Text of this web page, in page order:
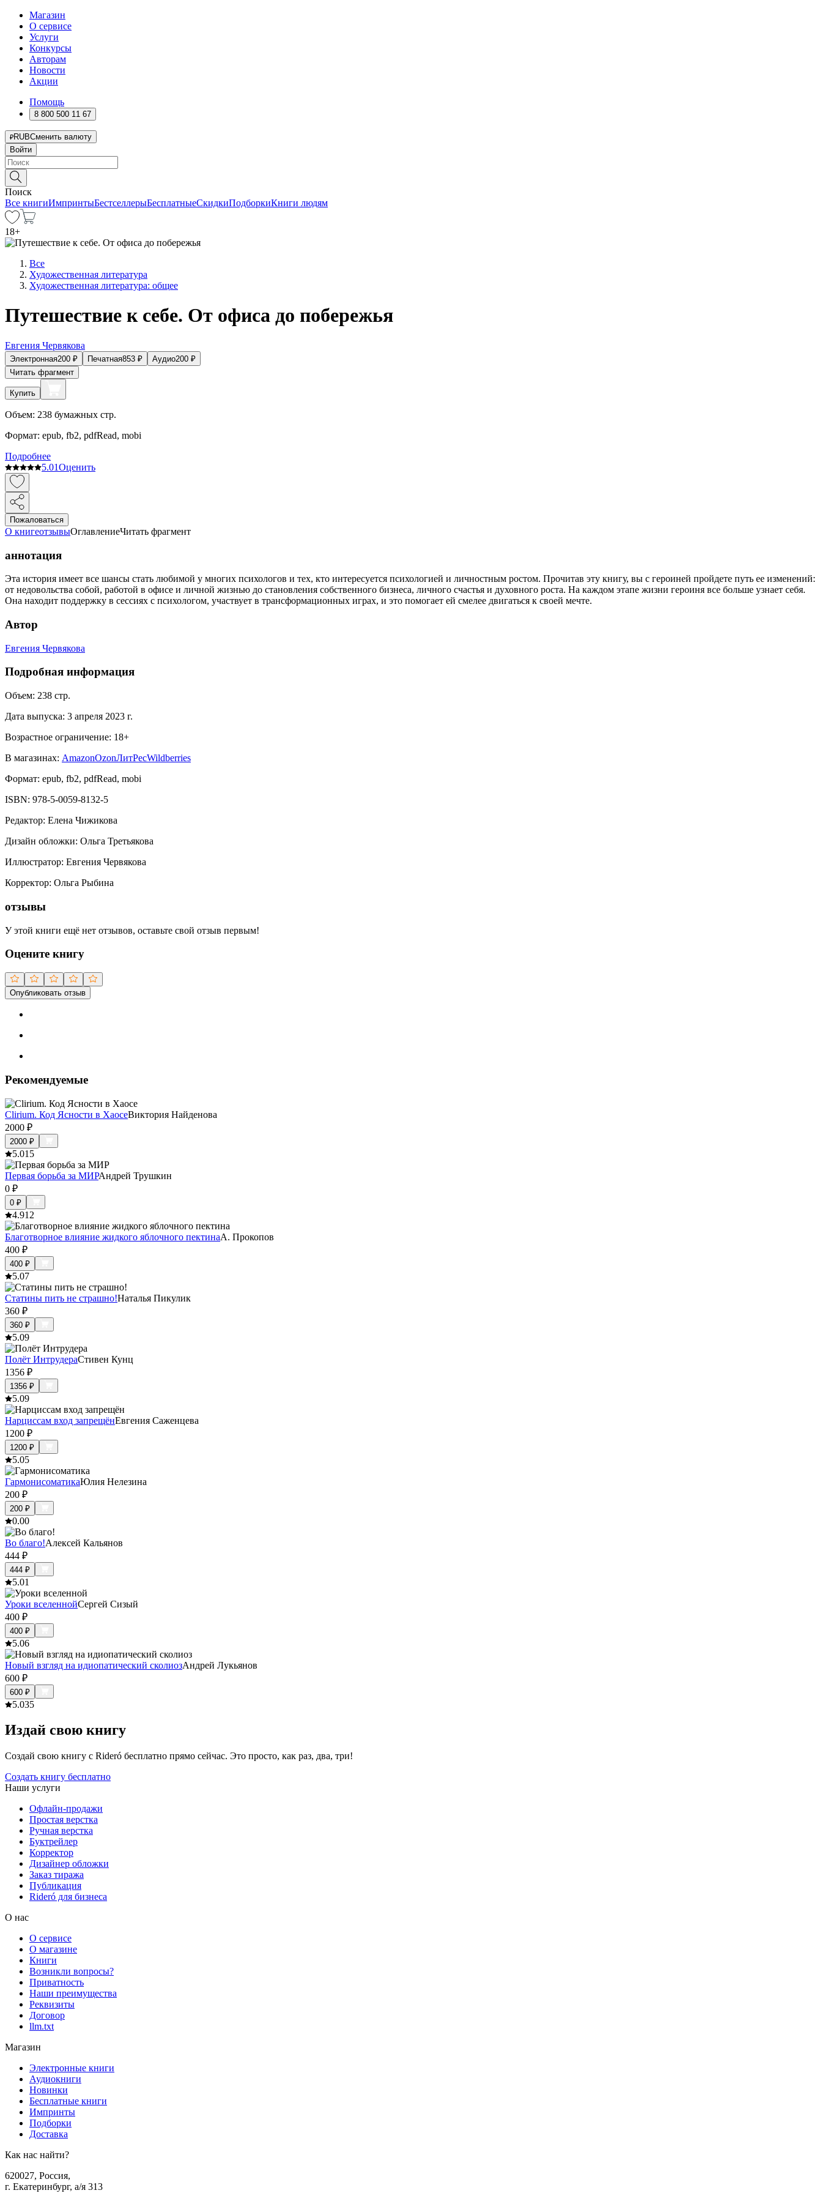
Магазин
О сервисе
Услуги
Конкурсы
Авторам
Новости
Акции
Помощь
8 800 500 11 67
RUBСменить валюту
Войти
Поиск
Все книгиИмпринтыБестселлерыБесплатныеСкидкиПодборкиКниги людям
18+
Все
Художественная литература
Художественная литература: общее
Путешествие к себе. От офиса до побережья
Евгения Червякова
Электронная200 ₽ Печатная853 ₽ Аудио200 ₽
Читать фрагмент
Купить
Объем: 238 бумажных стр.
Формат: epub, fb2, pdfRead, mobi
Подробнее
5.01Оценить
Пожаловаться
О книгеотзывыОглавлениеЧитать фрагмент
аннотация
Эта история имеет все шансы стать любимой у многих психологов и тех, кто интересуется психологией и личностным ростом. Прочитав эту книгу, вы с героиней пройдете путь ее изменений:
от недовольства собой, работой в офисе и личной жизнью до становления собственного бизнеса, личного счастья и духовного роста. На каждом этапе жизни героиня все больше узнает себя.
Она находит поддержку в сессиях с психологом, участвует в трансформационных играх, и это помогает ей смелее двигаться к своей мечте.
Автор
Евгения Червякова
Подробная информация
Объем: 238 стр.
Дата выпуска: 3 апреля 2023 г.
Возрастное ограничение: 18+
В магазинах: AmazonOzonЛитРесWildberries
Формат: epub, fb2, pdfRead, mobi
ISBN: 978-5-0059-8132-5
Редактор: Елена Чижикова
Дизайн обложки: Ольга Третьякова
Иллюстратор: Евгения Червякова
Корректор: Ольга Рыбина
отзывы
У этой книги ещё нет отзывов, оставьте свой отзыв первым!
Оцените книгу
Опубликовать отзыв
Рекомендуемые
Clirium. Код Ясности в ХаосеВиктория Найденова
2000 ₽
2000 ₽
5.015
Первая борьба за МИРАндрей Трушкин
0 ₽
0 ₽
4.912
Благотворное влияние жидкого яблочного пектинаА. Прокопов
400 ₽
400 ₽
5.07
Статины пить не страшно!Наталья Пикулик
360 ₽
360 ₽
5.09
Полёт ИнтрудераСтивен Кунц
1356 ₽
1356 ₽
5.09
Нарциссам вход запрещёнЕвгения Саженцева
1200 ₽
1200 ₽
5.05
ГармонисоматикаЮлия Нелезина
200 ₽
200 ₽
0.00
Во благо!Алексей Кальянов
444 ₽
444 ₽
5.01
Уроки вселеннойСергей Сизый
400 ₽
400 ₽
5.06
Новый взгляд на идиопатический сколиозАндрей Лукьянов
600 ₽
600 ₽
5.035
Издай свою книгу
Создай свою книгу с Rideró бесплатно прямо сейчас. Это просто, как раз, два, три!
Создать книгу бесплатно
Наши услуги
Офлайн-продажи
Простая верстка
Ручная верстка
Буктрейлер
Корректор
Дизайнер обложки
Заказ тиража
Публикация
Rideró для бизнеса
О нас
О сервисе
О магазине
Книги
Возникли вопросы?
Приватность
Наши преимущества
Реквизиты
Договор
llm.txt
Магазин
Электронные книги
Аудиокниги
Новинки
Бесплатные книги
Импринты
Подборки
Доставка
Как нас найти?
620027, Россия,
г. Екатеринбург, а/я 313